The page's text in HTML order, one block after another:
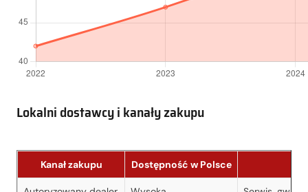
Lokalni dostawcy i kanały zakupu
Kanał zakupu Dostępność w Polsce